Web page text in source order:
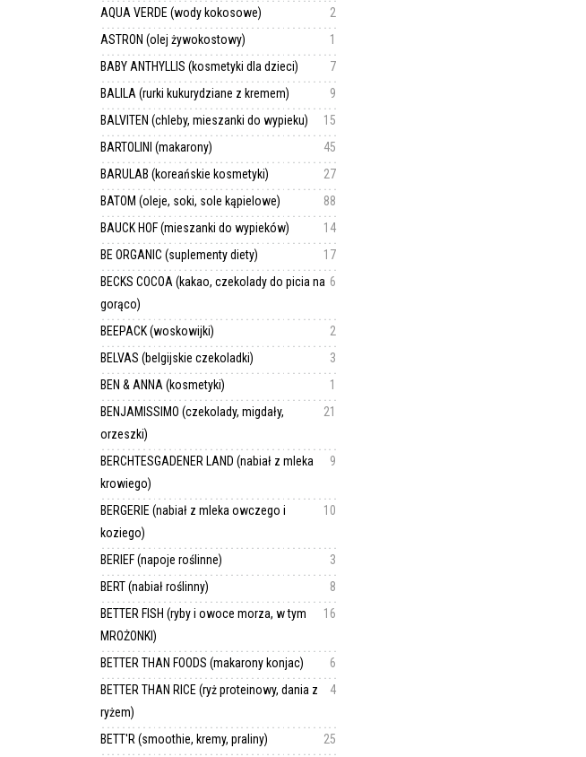
2
AQUA VERDE (wody kokosowe)
1
ASTRON (olej żywokostowy)
7
BABY ANTHYLLIS (kosmetyki dla dzieci)
9
BALILA (rurki kukurydziane z kremem)
15
BALVITEN (chleby, mieszanki do wypieku)
45
BARTOLINI (makarony)
27
BARULAB (koreańskie kosmetyki)
88
BATOM (oleje, soki, sole kąpielowe)
14
BAUCK HOF (mieszanki do wypieków)
17
BE ORGANIC (suplementy diety)
6
BECKS COCOA (kakao, czekolady do picia na
gorąco)
2
BEEPACK (woskowijki)
3
BELVAS (belgijskie czekoladki)
1
BEN & ANNA (kosmetyki)
21
BENJAMISSIMO (czekolady, migdały,
orzeszki)
9
BERCHTESGADENER LAND (nabiał z mleka
krowiego)
10
BERGERIE (nabiał z mleka owczego i
koziego)
3
BERIEF (napoje roślinne)
8
BERT (nabiał roślinny)
16
BETTER FISH (ryby i owoce morza, w tym
MROŻONKI)
6
BETTER THAN FOODS (makarony konjac)
4
BETTER THAN RICE (ryż proteinowy, dania z
ryżem)
25
BETT'R (smoothie, kremy, praliny)